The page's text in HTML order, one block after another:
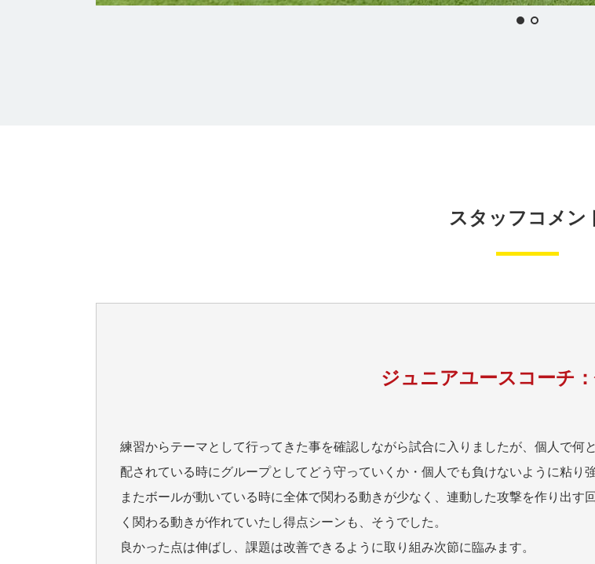
スタッフコメン
ジュニアユースコーチ
練習からテーマとして行ってきた事を確認しながら試合に入りましたが、個人で
配されている時にグループとしてどう守っていくか・個人でも負けないように粘り
またボールが動いている時に全体で関わる動きが少なく、連動した攻撃を作り出
く関わる動きが作れていたし得点シーンも、そうでした。
良かった点は伸ばし、課題は改善できるように取り組み次節に臨みます。